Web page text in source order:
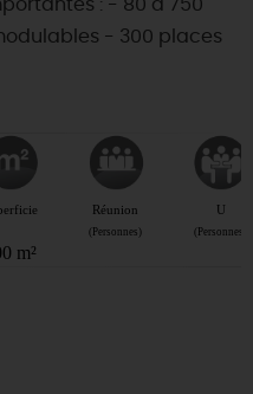
: - 80 à 750
- 300 places